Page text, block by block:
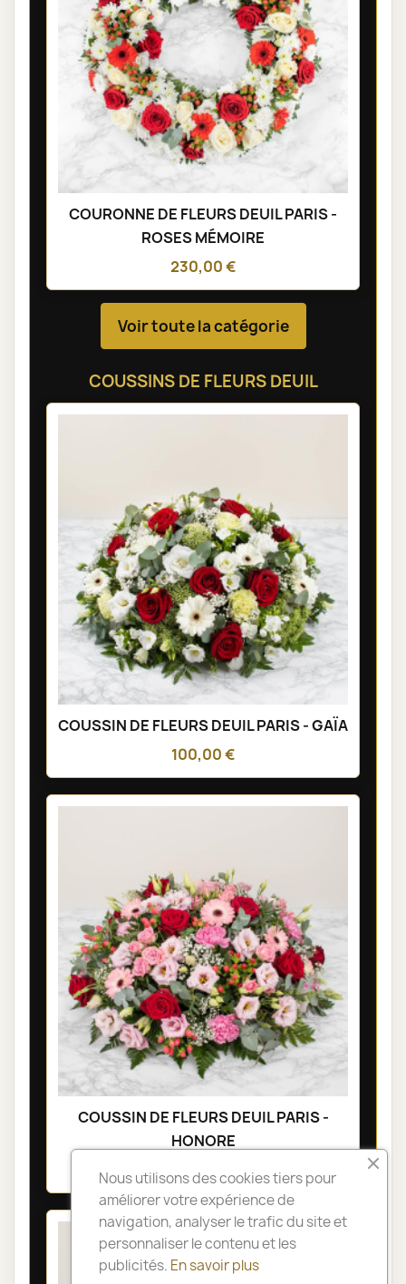
COURONNE DE FLEURS DEUIL PARIS -
ROSES MÉMOIRE
230,00 €
Voir toute la catégorie
COUSSINS DE FLEURS DEUIL
COUSSIN DE FLEURS DEUIL PARIS - GAÏA
100,00 €
COUSSIN DE FLEURS DEUIL PARIS -
HONORE
105,00 €
Nous utilisons des cookies tiers pour
améliorer votre expérience de
navigation, analyser le trafic du site et
personnaliser le contenu et les
publicités. En savoir plus